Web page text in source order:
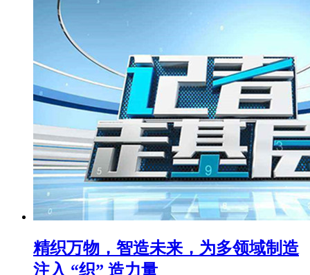
精织万物，智造未来，为多领域制造
注入 “织” 造力量